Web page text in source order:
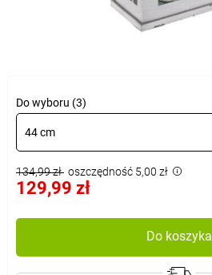
Do wyboru (3)
44 cm
134,99 zł oszczędność 5,00 zł
129,99 zł
Do koszyka